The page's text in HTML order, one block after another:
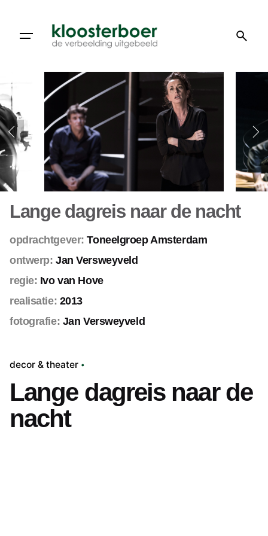
artikel
Lange dagreis naar de nacht
opdrachtgever: Toneelgroep Amsterdam
ontwerp: Jan Versweyveld
regie: Ivo van Hove
realisatie: 2013
fotografie: Jan Versweyveld
decor & theater
Lange dagreis naar de
nacht